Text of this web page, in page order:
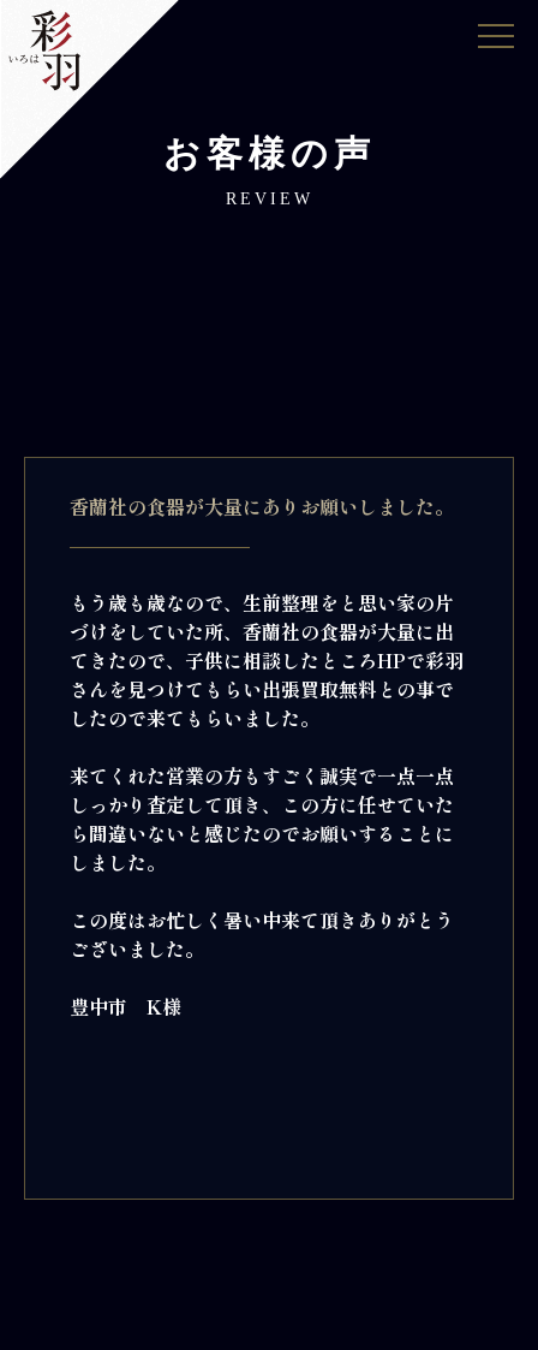
お客様の声
REVIEW
香蘭社の食器が大量にありお願いしました。
もう歳も歳なので、生前整理をと思い家の片
づけをしていた所、香蘭社の食器が大量に出
てきたので、子供に相談したところHPで彩羽
さんを見つけてもらい出張買取無料との事で
したので来てもらいました。
来てくれた営業の方もすごく誠実で一点一点
しっかり査定して頂き、この方に任せていた
ら間違いないと感じたのでお願いすることに
しました。
この度はお忙しく暑い中来て頂きありがとう
ございました。
豊中市 K様